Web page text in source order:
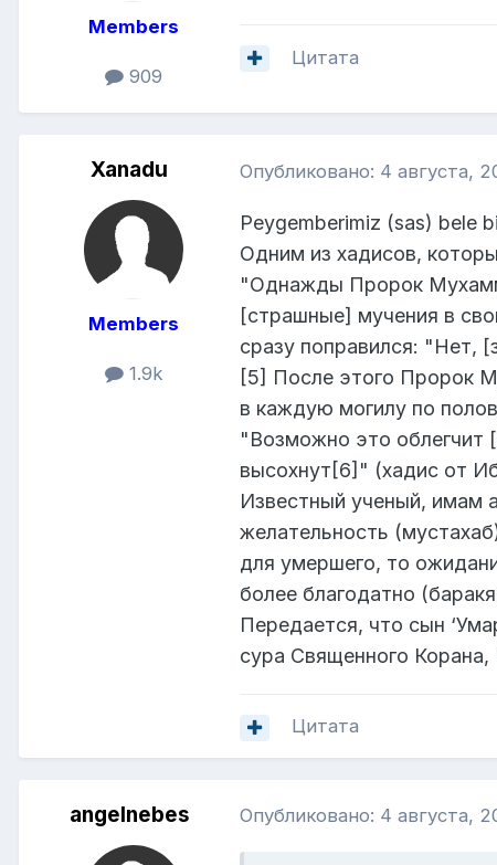
Members
909
Цитата
Xanadu
Members
1.9k
Опубликовано: 4 августа,
Peygemberimiz (sas) bele
Одним из хадисов,
"Однажды Пророк
[страшные] мучения в
сразу поправился: "Нет,
[5] После этого Пророк
в каждую могилу по
"Возможно это облегчит
высохнут[6]" (хадис от
Известный ученый, имам
желательность
для умершего, то
более благодатно
Передается, что сын
сура Священного Корана,
Цитата
angelnebes Опубликовано: 4 августа,